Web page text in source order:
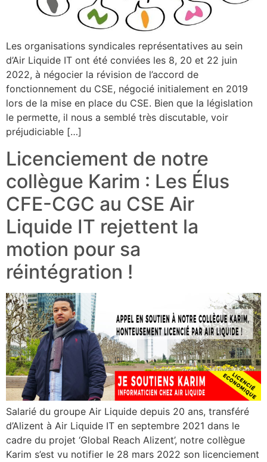
Les organisations syndicales représentatives au sein
d’Air Liquide IT ont été conviées les 8, 20 et 22 juin
2022, à négocier la révision de l’accord de
fonctionnement du CSE, négocié initialement en 2019
lors de la mise en place du CSE. Bien que la législation
le permette, il nous a semblé très discutable, voir
préjudiciable […]
Licenciement de notre
collègue Karim : Les Élus
CFE-CGC au CSE Air
Liquide IT rejettent la
motion pour sa
réintégration !
Salarié du groupe Air Liquide depuis 20 ans, transféré
d’Alizent à Air Liquide IT en septembre 2021 dans le
cadre du projet ‘Global Reach Alizent’, notre collègue
Karim s’est vu notifier le 28 mars 2022 son licenciement